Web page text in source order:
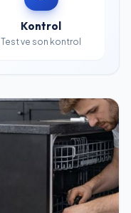
Kontrol
Test ve son kontrol